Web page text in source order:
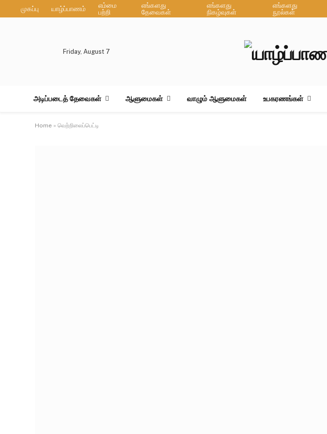
முகப்பு யாழ்ப்பாணம்
எம்மை
பற்றி
எங்களது
தேவைகள்
எங்களது
நிகழ்வுகள்
எங்களது
நூல்கள்
Friday, August 7
அடிப்படைத் தேவைகள் ஆளுமைகள் வாழும் ஆளுமைகள் உபகரணங்கள்
Home » வெற்றிலைப்பெட்டி